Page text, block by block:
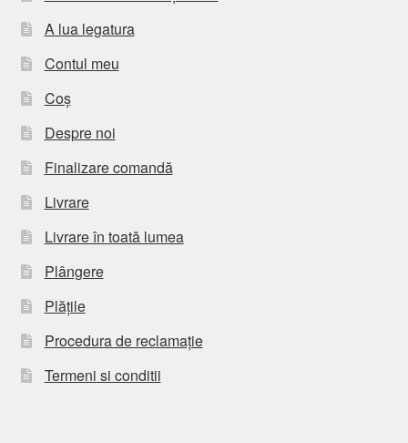
A lua legatura
Contul meu
Coș
Despre noi
Finalizare comandă
Livrare
Livrare în toată lumea
Plângere
Plățile
Procedura de reclamație
Termeni si conditii